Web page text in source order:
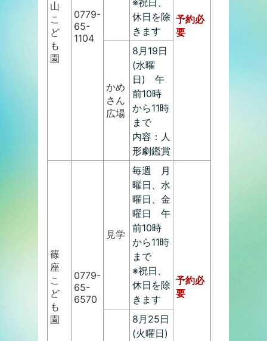
山
こ
ど
も
園
0779-
65-
1104
※祝日、
休日を除
きます
予約必
要
かめ
さん
広場
8月19日
(水曜
日) 午
前10時
から11時
まで
内容：人
形劇鑑賞
篠
座
こ
ど
も
園
0779-
65-
6570
見学
毎週 月
曜日、水
曜日、金
曜日 午
前10時
から11時
まで
※祝日、
休日を除
きます
予約必
要
8月25日
(火曜日)